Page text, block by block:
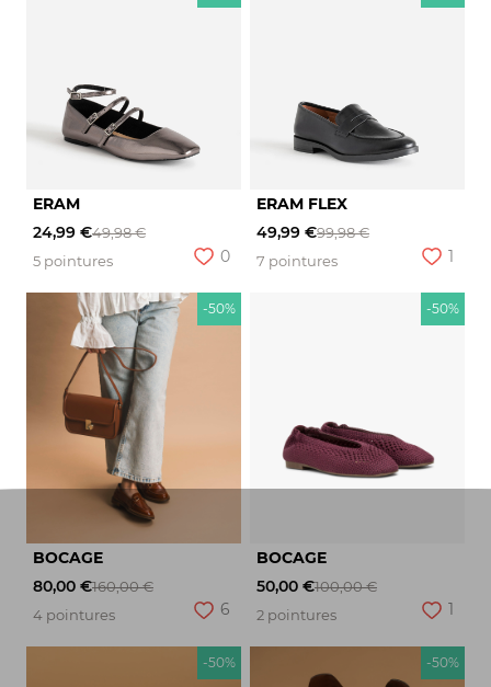
ERAM
24,99 €49,98 €
5 pointures
0
ERAM FLEX
49,99 €99,98 €
7 pointures
1
-50%
BOCAGE
80,00 €160,00 €
4 pointures
6
-50%
BOCAGE
50,00 €100,00 €
2 pointures
1
-50% -50%